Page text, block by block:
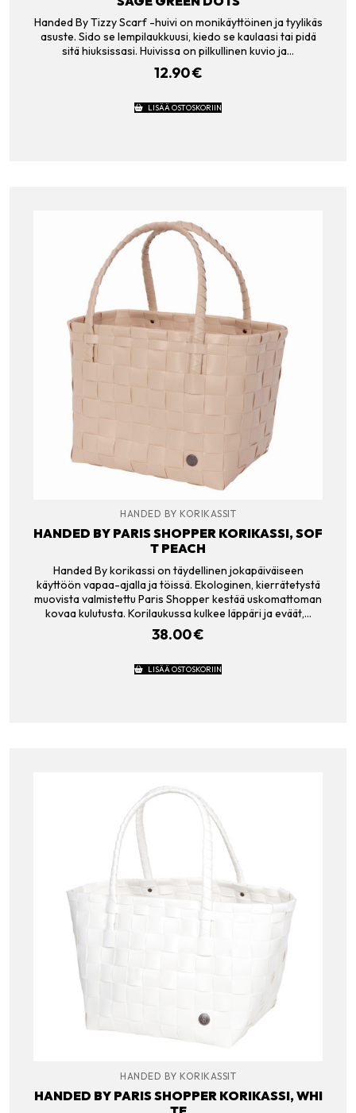
Handed By Tizzy Scarf -huivi on monikäyttöinen ja tyylikäs
asuste. Sido se lempilaukkuusi, kiedo se kaulaasi tai pidä
sitä hiuksissasi. Huivissa on pilkullinen kuvio ja…
12.90€
LISÄÄ OSTOSKORIIN
HANDED BY KORIKASSIT
HANDED BY PARIS SHOPPER KORIKASSI, SOF
T PEACH
Handed By korikassi on täydellinen jokapäiväiseen
käyttöön vapaa-ajalla ja töissä. Ekologinen, kierrätetystä
muovista valmistettu Paris Shopper kestää uskomattoman
kovaa kulutusta. Korilaukussa kulkee läppäri ja eväät,…
38.00€
LISÄÄ OSTOSKORIIN
HANDED BY KORIKASSIT
HANDED BY PARIS SHOPPER KORIKASSI, WHI